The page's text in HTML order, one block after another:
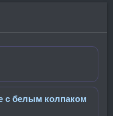
с белым колпаком